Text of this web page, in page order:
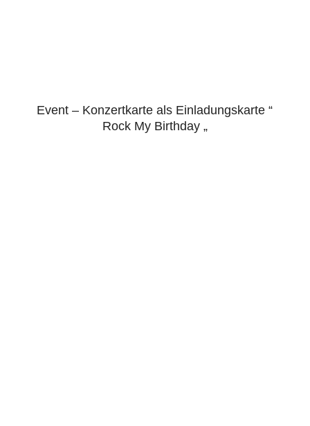
5.00
Event – Konzertkarte als Einladungskarte “
Rock My Birthday „